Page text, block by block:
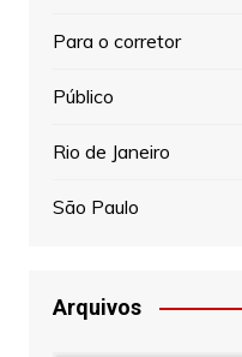
Para o corretor
Público
Rio de Janeiro
São Paulo
Arquivos